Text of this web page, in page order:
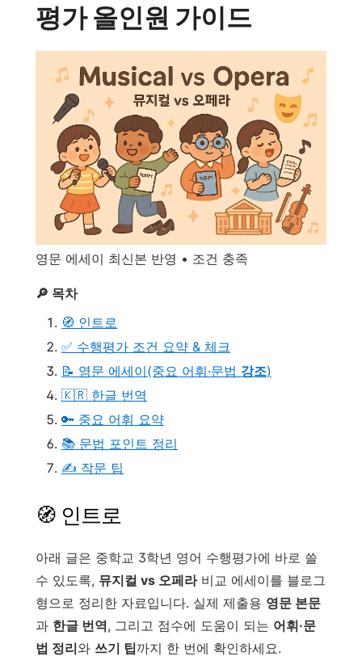
평가 올인원 가이드
영문 에세이 최신본 반영 • 조건 충족
🔎 목차
🧭 인트로
✅ 수행평가 조건 요약 & 체크
📝 영문 에세이(중요 어휘·문법 강조)
🇰🇷 한글 번역
🔑 중요 어휘 요약
📚 문법 포인트 정리
✍️ 작문 팁
🧭 인트로
아래 글은 중학교 3학년 영어 수행평가에 바로 쓸
수 있도록, 뮤지컬 vs 오페라비교 에세이를 블로그
형으로 정리한 자료입니다. 실제 제출용 영문 본문
과 한글 번역, 그리고 점수에 도움이 되는 어휘·문
법 정리와 쓰기 팁까지 한 번에 확인하세요.